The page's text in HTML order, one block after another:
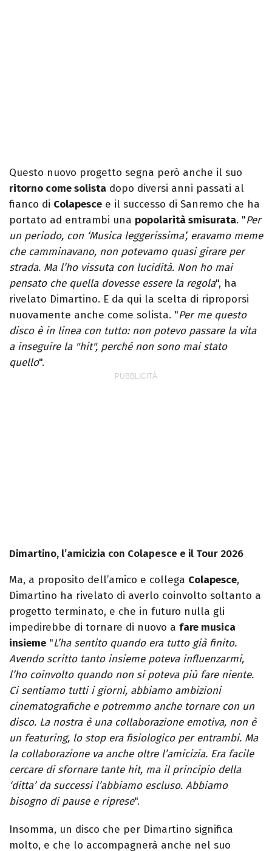
Questo nuovo progetto segna però anche il suo
ritorno come solista dopo diversi anni passati al
fianco di Colapesce e il successo di Sanremo che ha
portato ad entrambi una popolarità smisurata. "Per
un periodo, con ‘Musica leggerissima’, eravamo meme
che camminavano, non potevamo quasi girare per
strada. Ma l’ho vissuta con lucidità. Non ho mai
pensato che quella dovesse essere la regola", ha
rivelato Dimartino. E da qui la scelta di riproporsi
nuovamente anche come solista. "Per me questo
disco è in linea con tutto: non potevo passare la vita
a inseguire la "hit", perché non sono mai stato
quello".
Dimartino, l’amicizia con Colapesce e il Tour 2026
Ma, a proposito dell’amico e collega Colapesce,
Dimartino ha rivelato di averlo coinvolto soltanto a
progetto terminato, e che in futuro nulla gli
impedirebbe di tornare di nuovo a fare musica
insieme "L’ha sentito quando era tutto già finito.
Avendo scritto tanto insieme poteva influenzarmi,
l’ho coinvolto quando non si poteva più fare niente.
Ci sentiamo tutti i giorni, abbiamo ambizioni
cinematografiche e potremmo anche tornare con un
disco. La nostra è una collaborazione emotiva, non è
un featuring, lo stop era fisiologico per entrambi. Ma
la collaborazione va anche oltre l’amicizia. Era facile
cercare di sfornare tante hit, ma il principio della
‘ditta’ da successi l’abbiamo escluso. Abbiamo
bisogno di pause e riprese".
Insomma, un disco che per Dimartino significa
molto, e che lo accompagnerà anche nel suo